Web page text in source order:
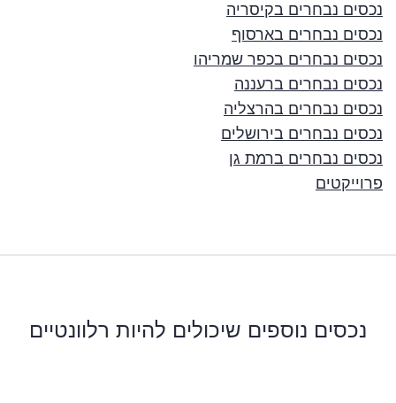
נכסים נבחרים בקיסריה
נכסים נבחרים בארסוף
נכסים נבחרים בכפר שמריהו
נכסים נבחרים ברעננה
נכסים נבחרים בהרצליה
נכסים נבחרים בירושלים
נכסים נבחרים ברמת גן
פרוייקטים
נכסים נוספים שיכולים להיות רלוונטיים